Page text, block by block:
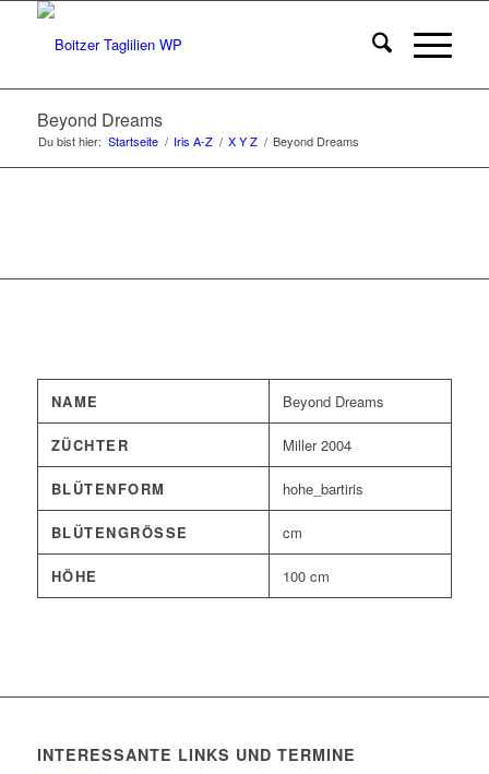
Beyond Dreams
Du bist hier: Startseite / Iris A-Z / X Y Z / Beyond Dreams
NAME Beyond Dreams
ZÜCHTER Miller 2004
BLÜTENFORM hohe_bartiris
BLÜTENGRÖSSE cm
HÖHE 100 cm
INTERESSANTE LINKS UND TERMINE